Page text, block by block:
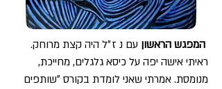
המפגש הראשון עם נ ז״ל היה קצת מרוחק.
ראיתי אישה יפה על כיסא גלגלים, מחייכת,
מנומסת. אמרתי שאני לומדת בקורס ״שותפים